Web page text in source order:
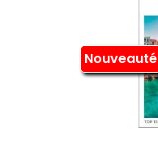
Nouveauté